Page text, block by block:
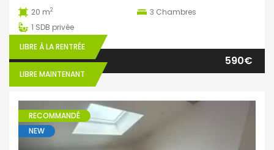
20 m2 3 Chambres
1 SDB privée
LIBRE À LA RENTRÉE
LIBRE MAINTENANT
590€
RECOMMANDÉ
NEW